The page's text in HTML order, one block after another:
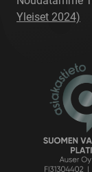
Yleiset 2024)